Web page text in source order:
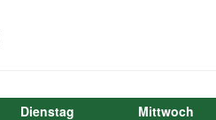
Dienstag Mittwoch